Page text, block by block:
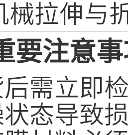
械拉伸与
要注意
后需立即
状态导致